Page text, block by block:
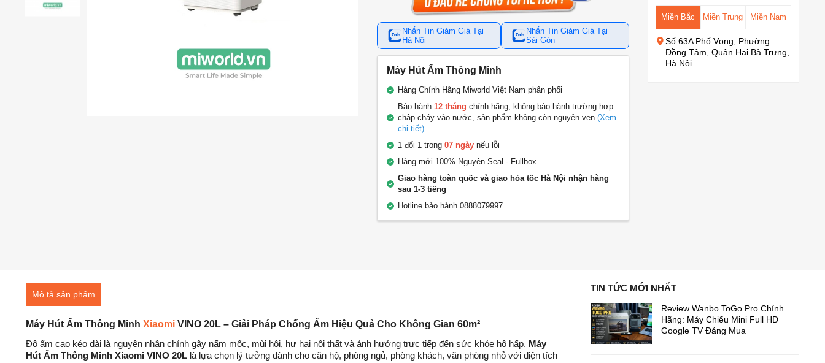
Nhắn Tin Giảm Giá Tại
Hà Nội
Nhắn Tin Giảm Giá Tại
Sài Gòn
Máy Hút Ẩm Thông Minh
Hàng Chính Hãng Miworld Việt Nam phân phối
Bảo hành 12 tháng chính hãng, không bảo hành trường hợp
chập cháy vào nước, sản phẩm không còn nguyên vẹn (Xem
chi tiết)
1 đổi 1 trong 07 ngàynếu lỗi
Hàng mới 100% Nguyên Seal - Fullbox
Giao hàng toàn quốc và giao hỏa tốc Hà Nội nhận hàng
sau 1-3 tiếng
Hotline bảo hành 0888079997
Miền Bắc Miền Trung Miền Nam
Số 63A Phố Vọng, Phường
Đồng Tâm, Quận Hai Bà Trưng,
Hà Nội
Mô tả sản phẩm
Máy Hút Ẩm Thông Minh Xiaomi VINO 20L – Giải Pháp Chống Ẩm Hiệu Quả Cho Không Gian 60m²
Độ ẩm cao kéo dài là nguyên nhân chính gây nấm mốc, mùi hôi, hư hại nội thất và ảnh hưởng trực tiếp đến sức khỏe hô hấp. Máy
Hút Ẩm Thông Minh Xiaomi VINO 20L là lựa chọn lý tưởng dành cho căn hộ, phòng ngủ, phòng khách, văn phòng nhỏ với diện tích
TIN TỨC MỚI NHẤT
Review Wanbo ToGo Pro Chính
Hãng: Máy Chiếu Mini Full HD
Google TV Đáng Mua